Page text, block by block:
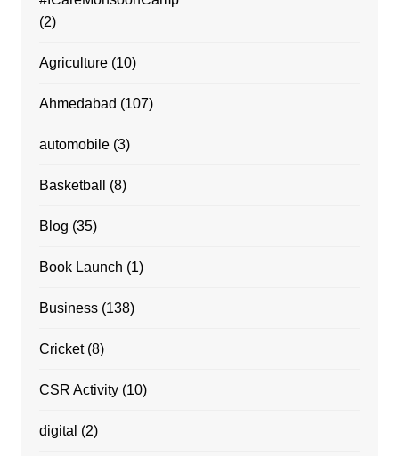
(2)
Agriculture(10)
Ahmedabad (107)
automobile(3)
Basketball (8)
Blog (35)
Book Launch (1)
Business(138)
Cricket(8)
CSR Activity(10)
digital (2)